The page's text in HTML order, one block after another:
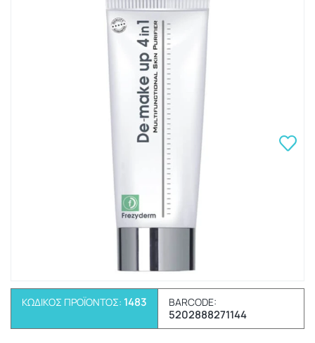
ΚΩΔΙΚΌΣ ΠΡΟΪΌΝΤΟΣ: 1483 BARCODE:
5202888271144